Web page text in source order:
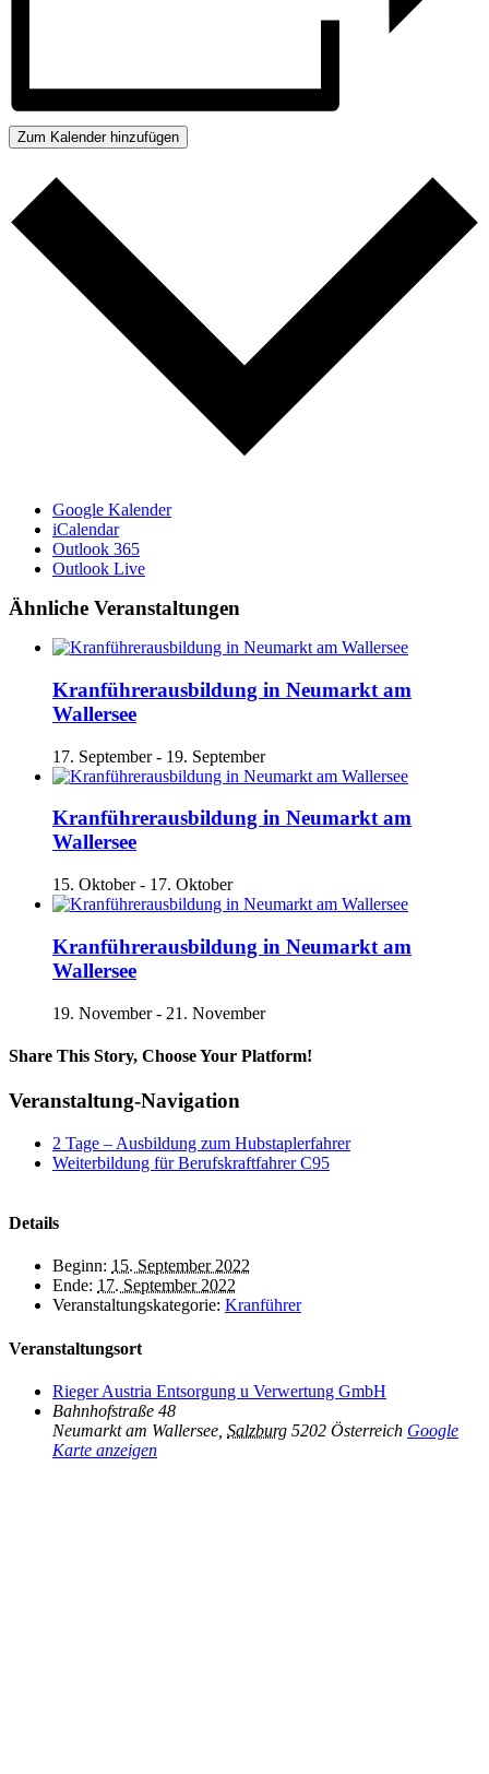
Zum Kalender hinzufügen
Google Kalender
iCalendar
Outlook 365
Outlook Live
Ähnliche Veranstaltungen
Kranführerausbildung in Neumarkt am
Wallersee
17. September- 19. September
Kranführerausbildung in Neumarkt am
Wallersee
15. Oktober- 17. Oktober
Kranführerausbildung in Neumarkt am
Wallersee
19. November- 21. November
Share This Story, Choose Your Platform!
Facebook
X
Reddit
LinkedIn
Tumblr
Pinterest
Vk
E-
Veranstaltung-Navigation
2 Tage – Ausbildung zum Hubstaplerfahrer
Weiterbildung für Berufskraftfahrer C95
Details
Beginn: 15. September 2022
Ende: 17. September 2022
Veranstaltungskategorie: Kranführer
Veranstaltungsort
Rieger Austria Entsorgung u Verwertung GmbH
Bahnhofstraße 48
Neumarkt am Wallersee Salzburg 5202 Österreich Google
Karte anzeigen